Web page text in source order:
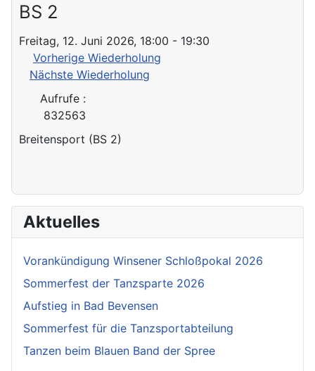
BS 2
Freitag, 12. Juni 2026, 18:00 - 19:30
Vorherige Wiederholung
Nächste Wiederholung
Aufrufe:
832563
Breitensport (BS 2)
Aktuelles
Vorankündigung Winsener Schloßpokal 2026
Sommerfest der Tanzsparte 2026
Aufstieg in Bad Bevensen
Sommerfest für die Tanzsportabteilung
Tanzen beim Blauen Band der Spree